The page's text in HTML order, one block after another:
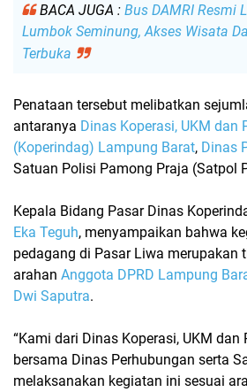
BACA JUGA : Bus DAMRI Resmi
Lumbok Seminung, Akses Wisata
Terbuka
Penataan tersebut melibatkan
antaranya Dinas Koperasi, UKM dan
(Koperindag) Lampung Barat, Dinas
Satuan Polisi Pamong Praja (Satpol
Kepala Bidang Pasar Dinas
Eka Teguh, menyampaikan bahwa
pedagang di Pasar Liwa merupakan
arahan Anggota DPRD Lampung
Dwi Saputra.
“Kami dari Dinas Koperasi, UKM dan
bersama Dinas Perhubungan serta
melaksanakan kegiatan ini sesuai